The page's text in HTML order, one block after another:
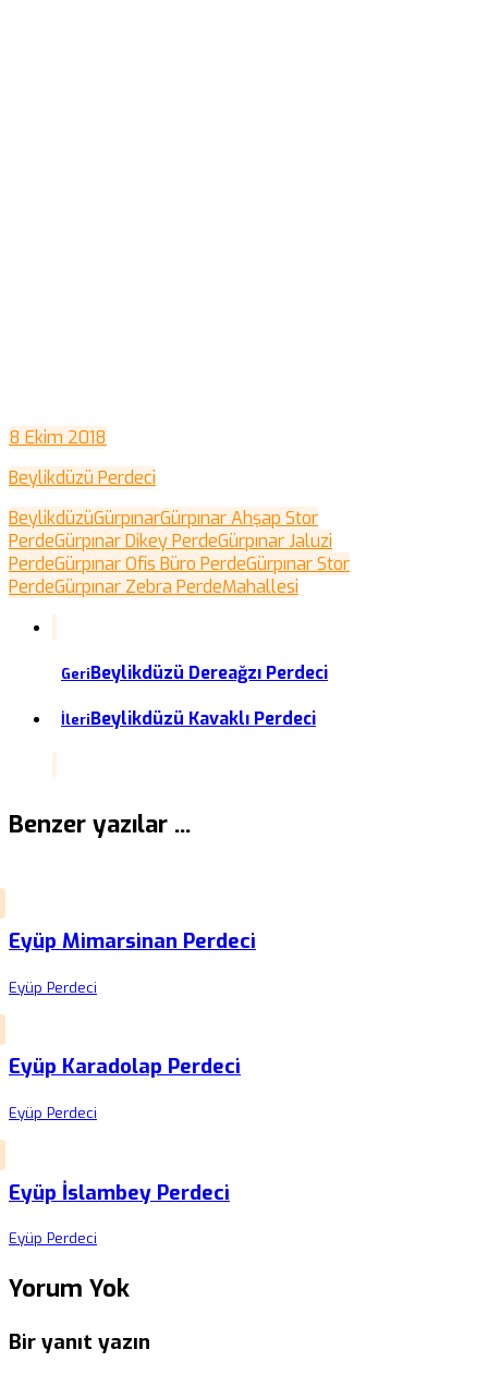
8 Ekim 2018
Beylikdüzü Perdeci
BeylikdüzüGürpınarGürpınar Ahşap Stor
PerdeGürpınar Dikey PerdeGürpınar Jaluzi
PerdeGürpınar Ofis Büro PerdeGürpınar Stor
PerdeGürpınar Zebra PerdeMahallesi
GeriBeylikdüzü Dereağzı Perdeci
İleriBeylikdüzü Kavaklı Perdeci
Benzer yazılar ...
Eyüp Mimarsinan Perdeci
Eyüp Perdeci
Eyüp Karadolap Perdeci
Eyüp Perdeci
Eyüp İslambey Perdeci
Eyüp Perdeci
Yorum Yok
Bir yanıt yazın